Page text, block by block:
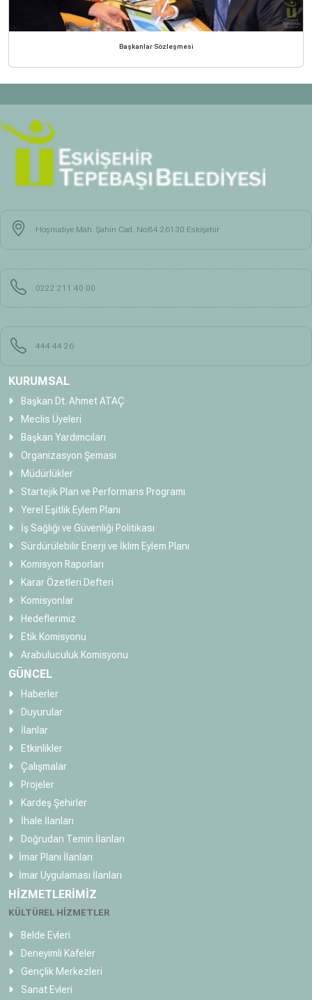
Başkanlar Sözleşmesi
Hoşnudiye Mah. Şahin Cad. No:84 26130 Eskişehir
0222 211 40 00
444 44 26
KURUMSAL
Başkan Dt. Ahmet ATAÇ
Meclis Üyeleri
Başkan Yardımcıları
Organizasyon Şeması
Müdürlükler
Startejik Plan ve Performans Programı
Yerel Eşitlik Eylem Planı
İş Sağlığı ve Güvenliği Politikası
Sürdürülebilir Enerji ve İklim Eylem Planı
Komisyon Raporları
Karar Özetleri Defteri
Komisyonlar
Hedeflerimiz
Etik Komisyonu
Arabuluculuk Komisyonu
GÜNCEL
Haberler
Duyurular
İlanlar
Etkinlikler
Çalışmalar
Projeler
Kardeş Şehirler
İhale İlanları
Doğrudan Temin İlanları
İmar Planı İlanları
İmar Uygulaması İlanları
HİZMETLERİMİZ
KÜLTÜREL HİZMETLER
Belde Evleri
Deneyimli Kafeler
Gençlik Merkezleri
Sanat Evleri